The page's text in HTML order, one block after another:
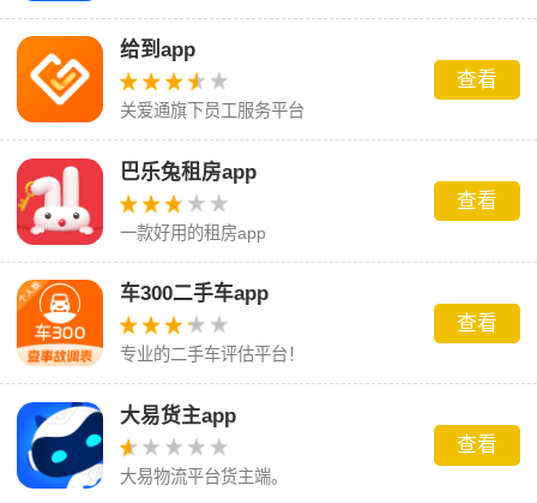
给到app
关爱通旗下员工服务平台
查看
巴乐兔租房app
一款好用的租房app
查看
车300二手车app
专业的二手车评估平台！
查看
大易货主app
大易物流平台货主端。
查看